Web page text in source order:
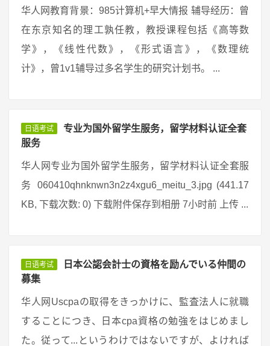
华人网教育背景：985计算机+早大情报 辅导经历：曾
在东京知名的理工孰任教，教授课程包括《高等数
学》，《线性代数》，《形式语言》，《数理统
计》，曾1v1辅导过多名学生的研究计划书。 ...
日语考试
专业为国外留学生服务，留学材料认证全套
服务
华人网专业为国外留学生服务，留学材料认证全套服
务 060410qhnknwn3n2z4xgu6_meitu_3.jpg (441.17
KB, 下载次数: 0) 下载附件保存到相册 7小时前 上传 ...
日语考试
日本公認会計士の資格を励んでいる仲間の
募集
华人网Uscpaの取得をきっかけに、監査法人に就職
することにつき、日本cpa資格の勉強をはじめまし
た。従って...というわけではないですが、よければ